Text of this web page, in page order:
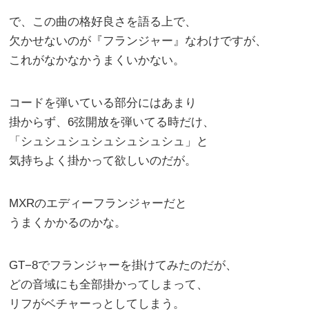
で、この曲の格好良さを語る上で、
欠かせないのが『フランジャー』なわけですが、
これがなかなかうまくいかない。
コードを弾いている部分にはあまり
掛からず、6弦開放を弾いてる時だけ、
「シュシュシュシュシュシュシュ」と
気持ちよく掛かって欲しいのだが。
MXRのエディーフランジャーだと
うまくかかるのかな。
GT−8でフランジャーを掛けてみたのだが、
どの音域にも全部掛かってしまって、
リフがベチャーっとしてしまう。